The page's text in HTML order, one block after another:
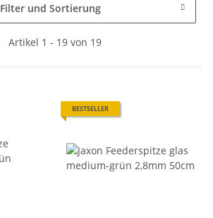
Filter und Sortierung
Artikel 1 - 19 von 19
BESTSELLER